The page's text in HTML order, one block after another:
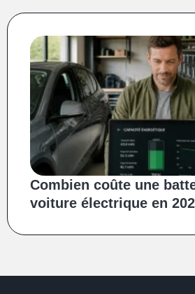
Combien coûte une
voiture électrique en